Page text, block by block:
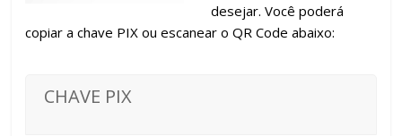
desejar. Você poderá
copiar a chave PIX ou escanear o QR Code abaixo:
CHAVE PIX